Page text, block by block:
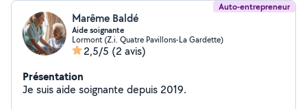
Auto-entrepreneur
Marême Baldé
Aide soignante
Lormont (Z.i. Quatre Pavillons-La Gardette)
2,5/5 (2 avis)
Présentation
Je suis aide soignante depuis 2019.